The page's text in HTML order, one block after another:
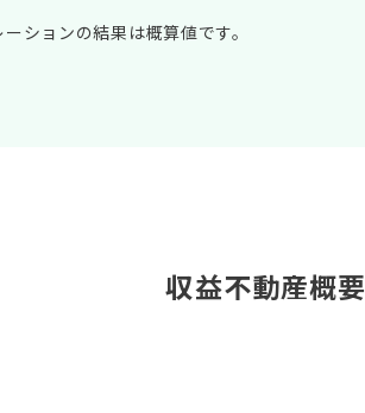
ションの結果は概算値です。
収益不動産概要